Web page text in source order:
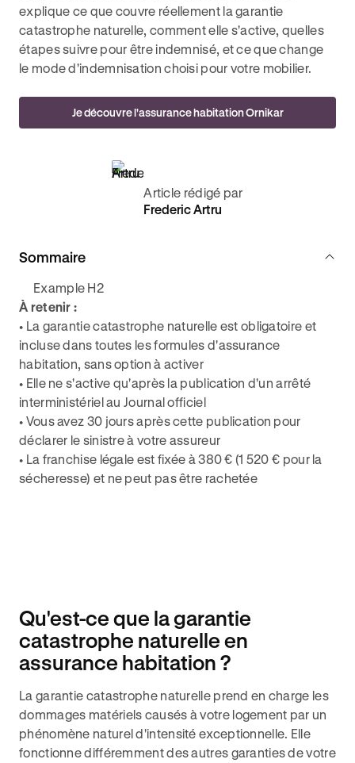
explique ce que couvre réellement la garantie
catastrophe naturelle, comment elle s'active, quelles
étapes suivre pour être indemnisé, et ce que change
le mode d'indemnisation choisi pour votre mobilier.
Je découvre l'assurance habitation Ornikar
Article rédigé par
Frederic Artru
Sommaire
Example H2
À retenir :
• La garantie catastrophe naturelle est obligatoire et
incluse dans toutes les formules d'assurance
habitation, sans option à activer
• Elle ne s'active qu'après la publication d'un arrêté
interministériel au Journal officiel
• Vous avez 30 jours après cette publication pour
déclarer le sinistre à votre assureur
• La franchise légale est fixée à 380 € (1 520 € pour la
sécheresse) et ne peut pas être rachetée
Qu'est-ce que la garantie
catastrophe naturelle en
assurance habitation ?
La garantie catastrophe naturelle prend en charge les
dommages matériels causés à votre logement par un
phénomène naturel d'intensité exceptionnelle. Elle
fonctionne différemment des autres garanties de votre